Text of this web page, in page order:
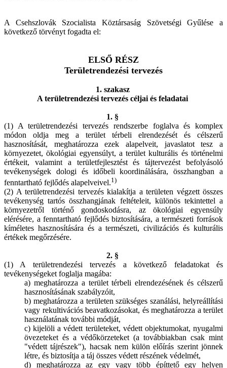
A Csehszlovák Szocialista Köztársaság Szövetségi Gyűlése a
következő törvényt fogadta el:
ELSŐ RÉSZ
Területrendezési tervezés
1. szakasz
A területrendezési tervezés céljai és feladatai
1. §
(1) A területrendezési tervezés rendszerbe foglalva és komplex
módon oldja meg a terület térbeli elrendezését és célszerű
hasznosítását, meghatározza ezek alapelveit, javaslatot tesz a
környezetet, ökológiai egyensúlyt, a terület kulturális és történelmi
értékeit, valamint a területfejlesztést és tájtervezést befolyásoló
tevékenységek dologi és időbeli koordinálására, összhangban a
fenntartható fejlődés alapelveivel.1)
(2) A területrendezési tervezés kialakítja a területen végzett összes
tevékenység tartós összhangjának feltételeit, különös tekintettel a
környezetről történő gondoskodásra, az ökológiai egyensúly
elérésére, a fenntartható fejlődés biztosítására, a természeti források
kíméletes hasznosítására és a természeti, civilizációs és kulturális
értékek megőrzésére.
2. §
(1) A területrendezési tervezés a következő feladatokat és
tevékenységeket foglalja magába:
a) meghatározza a terület térbeli elrendezésének és célszerű
hasznosításának szabályzóit,
b) meghatározza a területen szükséges szanálási, helyreállítási
vagy rekultivációs beavatkozásokat, és meghatározza a terület
használatának további módját,
c) kijelöli a védett területeket, védett objektumokat, nyugalmi
övezeteket és a védőkörzeteket (a továbbiakban csak mint
"védett tájrészek"), hacsak nem külön előírás szerint jönnek
létre, és biztosítja a táj összes védett részének védelmét,
d) meghatározza az egy vagy több építtető egy helyen